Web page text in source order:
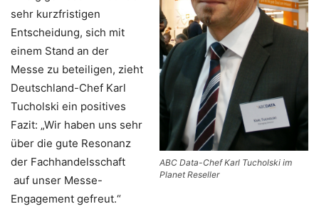
ABC Data-Chef Karl Tucholski im
Planet Reseller
sehr kurzfristigen
Entscheidung, sich mit
einem Stand an der
Messe zu beteiligen, zieht
Deutschland-Chef Karl
Tucholski ein positives
Fazit: „Wir haben uns sehr
über die gute Resonanz
der Fachhandelsschaft
auf unser Messe-
Engagement gefreut.“